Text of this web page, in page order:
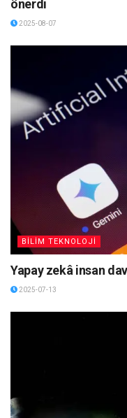
önerdi
2025-08-07
BİLİM TEKNOLOJİ
Yapay zekâ insan
2025-07-13